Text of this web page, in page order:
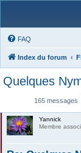
FAQ
Index du forum
Quelques
165 messages
Yannick
Membre